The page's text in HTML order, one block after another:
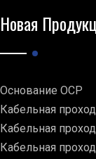
Новая
Основание ОСР
Кабельная
Кабельная
Кабельная